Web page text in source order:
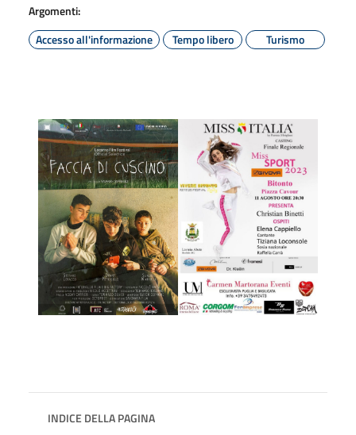
Argomenti:
Accesso all'informazione
Tempo libero Turismo
INDICE DELLA PAGINA